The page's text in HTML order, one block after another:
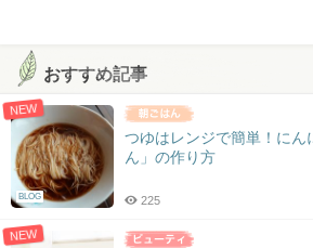
おすすめ記事
NEW
BLOG
つゆはレンジで簡単！にん
ん」の作り方
225
NEW